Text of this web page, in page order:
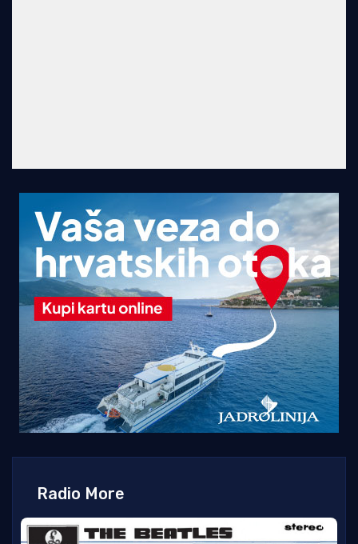
Radio More